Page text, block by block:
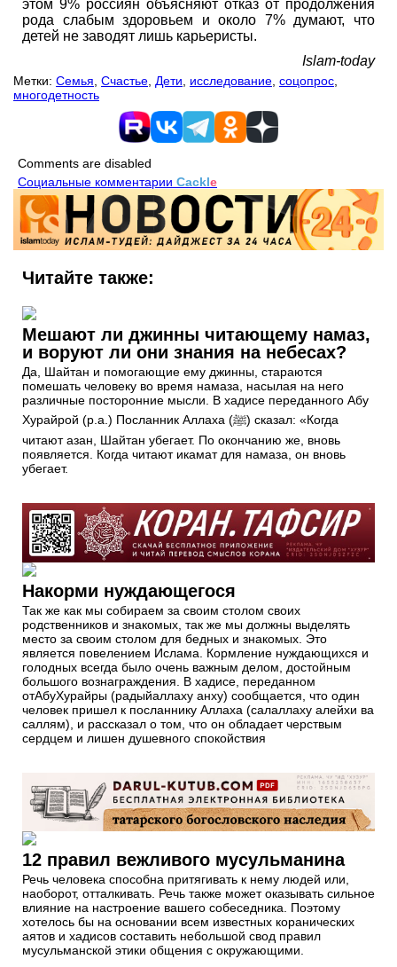
этом 9% россиян объясняют отказ от продолжения
рода слабым здоровьем и около 7% думают, что
детей не заводят лишь карьеристы.
Islam-today
Метки: Семья Счастье Дети исследование соцопрос
многодетность
Comments are disabled
Социальные комментарии Cackle
Читайте также:
Мешают ли джинны читающему намаз,
и воруют ли они знания на небесах?
Да, Шайтан и помогающие ему джинны, стараются
помешать человеку во время намаза, насылая на него
различные посторонние мысли. В хадисе переданного Абу
Хурайрой (р.а.) Посланник Аллаха (ﷺ) сказал: «Когда
читают азан, Шайтан убегает. По окончанию же, вновь
появляется. Когда читают икамат для намаза, он вновь
убегает.
Накорми нуждающегося
Так же как мы собираем за своим столом своих
родственников и знакомых, так же мы должны выделять
место за своим столом для бедных и знакомых. Это
является повелением Ислама. Кормление нуждающихся и
голодных всегда было очень важным делом, достойным
большого вознаграждения. В хадисе, переданном
отАбуХурайры (радыйаллаху анху) сообщается, что один
человек пришел к посланнику Аллаха (салаллаху алейхи ва
саллям), и рассказал о том, что он обладает черствым
сердцем и лишен душевного спокойствия
12 правил вежливого мусульманина
Речь человека способна притягивать к нему людей или,
наоборот, отталкивать. Речь также может оказывать сильное
влияние на настроение вашего собеседника. Поэтому
хотелось бы на основании всем известных коранических
аятов и хадисов составить небольшой свод правил
мусульманской этики общения с окружающими.